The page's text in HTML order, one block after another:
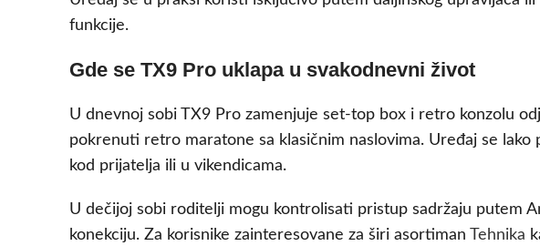
funkcije.
Gde se TX9 Pro uklapa u svakodnevni život
U dnevnoj sobi TX9 Pro zamenjuje set-top box i retro konzolu
pokrenuti retro maratone sa klasičnim naslovima. Uređaj se
kod prijatelja ili u vikendicama.
U dečijoj sobi roditelji mogu kontrolisati pristup sadržaju putem
konekciju. Za korisnike zainteresovane za širi asortiman
Tehnika